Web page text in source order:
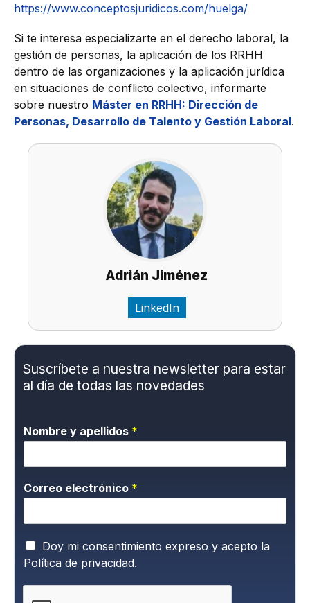
https://www.conceptosjuridicos.com/huelga/
Si te interesa especializarte en el derecho laboral, la
gestión de personas, la aplicación de los RRHH
dentro de las organizaciones y la aplicación jurídica
en situaciones de conflicto colectivo, informarte
sobre nuestro Máster en RRHH: Dirección de
Personas, Desarrollo de Talento y Gestión Laboral.
Adrián Jiménez
LinkedIn
Suscríbete a nuestra newsletter para estar
al día de todas las novedades
Nombre y apellidos *
Correo electrónico *
P
o
í
Doy mi consentimiento expreso y acepto la
Política de privacidad.